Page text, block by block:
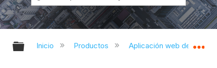
Expandir/contraer jerarquía global
Inicio Productos Aplicación web de